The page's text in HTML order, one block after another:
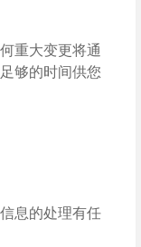
重大变更将通
够的时间供您
息的处理有任